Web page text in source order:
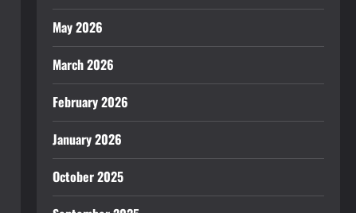
May 2026
March 2026
February 2026
January 2026
October 2025